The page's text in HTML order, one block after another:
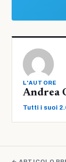
L'AUTORE
Andrea
Tutti i suoi